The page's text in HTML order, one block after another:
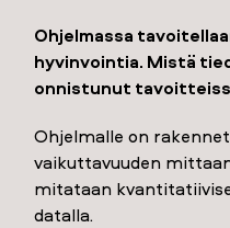
Ohjelmassa
hyvinvointia. Mistä
onnistunut
Ohjelmalle on
vaikuttavuuden
mitataan
datalla.